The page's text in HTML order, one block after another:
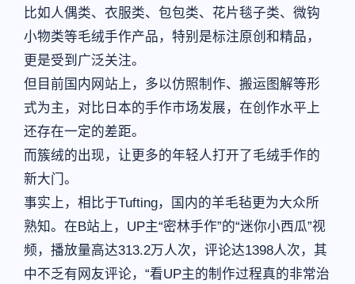
比如人偶类、衣服类、包包类、花片毯子类、微钩
小物类等毛绒手作产品，特别是标注原创和精品，
更是受到广泛关注。
但目前国内网站上，多以仿照制作、搬运图解等形
式为主，对比日本的手作市场发展，在创作水平上
还存在一定的差距。
而簇绒的出现，让更多的年轻人打开了毛绒手作的
新大门。
事实上，相比于Tufting，国内的羊毛毡更为大众所
熟知。在B站上，UP主“密林手作”的“迷你小西瓜”视
频，播放量高达313.2万人次，评论达1398人次，其
中不乏有网友评论，“看UP主的制作过程真的非常治